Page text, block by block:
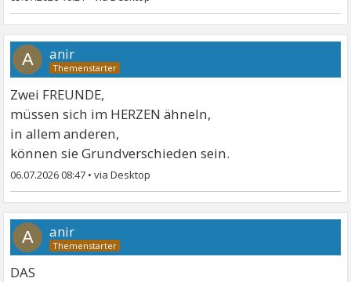
A anir
Zwei FREUNDE,
müssen sich im HERZEN ähneln,
in allem anderen,
können sie Grundverschieden sein.
06.07.2026 08:47 •
A anir
DAS